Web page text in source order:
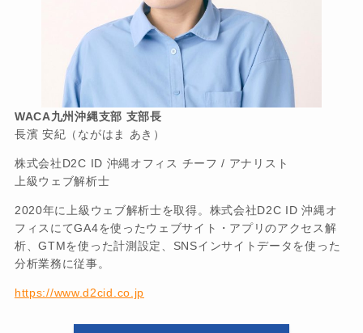
WACA九州沖縄支部 支部長
長濱 安紀（ながはま あき）
株式会社D2C ID 沖縄オフィス チーフ / アナリスト
上級ウェブ解析士
2020年に上級ウェブ解析士を取得。株式会社D2C ID 沖縄オ
フィスにてGA4を使ったウェブサイト・アプリのアクセス解
析、GTMを使った計測設定、SNSインサイトデータを使った
分析業務に従事。
https://www.d2cid.co.jp